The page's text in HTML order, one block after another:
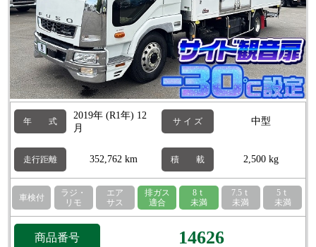
年 式
2019年 (R1年) 12
月
サ イ ズ 中型
走行距離 352,762 km 積 載 2,500 kg
車検付
ラジ・
リモ
エア
サス
排ガス
適合
8ｔ
未満
7.5ｔ
未満
5ｔ
未満
商品番号 14626